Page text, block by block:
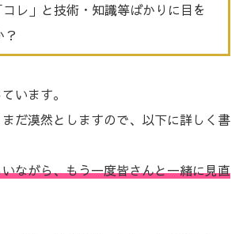
レ」と技術・知識等ばかりに目を
います。
だ漠然としますので、以下に詳しく書
ながら、もう一度皆さんと一緒に見直